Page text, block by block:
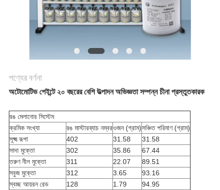
গোপনীয়তা
নীতি
পণ্যের বর্ণনা
অটোমোটিভ পেইন্টে ২০ বছরের বেশি উত্পাদন অভিজ্ঞতা সম্পন্ন চীনা প্রস্তুতকারক
রঙ মেলানোর সিস্টেম
ক্রমিক সংখ্যা
রঙ মাস্টারব্যাচ নম্বরওজন (গ্রাম)সঞ্চিত পরিমাণ (গ্রাম)
সূক্ষ্ম রূপা
402 31.58
31.58
সাদা মুক্তো
302 35.86
67.44
তরুণ নীল মুক্তো
311 22.07
89.51
সবুজ মুক্তো
312 3.65
93.16
স্বচ্ছ আয়রন রেড
128 1.79
94.95